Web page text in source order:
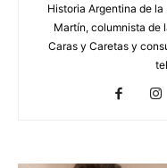
Historia Argentina de
Martín, columnista de
Caras y Caretas y